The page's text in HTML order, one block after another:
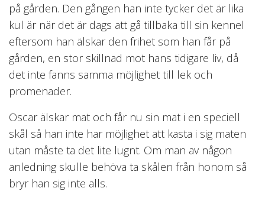
på gården. Den gången han inte tycker det är lika
kul är när det är dags att gå tillbaka till sin kennel
eftersom han älskar den frihet som han får på
gården, en stor skillnad mot hans tidigare liv, då
det inte fanns samma möjlighet till lek och
promenader.
Oscar älskar mat och får nu sin mat i en speciell
skål så han inte har möjlighet att kasta i sig maten
utan måste ta det lite lugnt. Om man av någon
anledning skulle behöva ta skålen från honom så
bryr han sig inte alls.